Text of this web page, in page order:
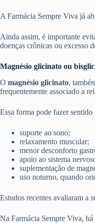
A Farmácia Sempre Viva já
Ainda assim, é importante
doenças crônicas ou excesso
Magnésio glicinato ou
O magnésio glicinato,
frequentemente associado a
Essa forma pode fazer sentido
suporte ao sono;
relaxamento muscular;
menor desconforto
apoio ao sistema
suplementação de
uso noturno, quando
Estudos recentes avaliaram a
Na Farmácia Sempre Viva,